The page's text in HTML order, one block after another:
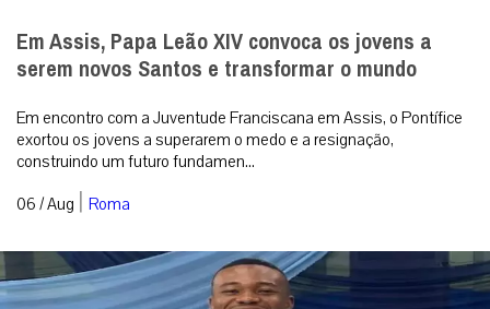
Em Assis, Papa Leão XIV convoca os jovens a
serem novos Santos e transformar o mundo
Em encontro com a Juventude Franciscana em Assis, o Pontífice
exortou os jovens a superarem o medo e a resignação,
construindo um futuro fundamen...
06 / Aug | Roma